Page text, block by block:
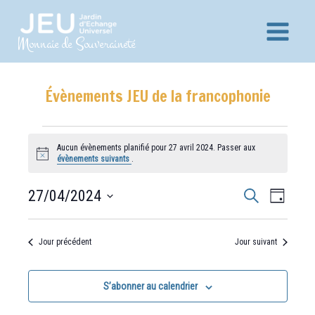
contenuMonnaie de Souveraineté
Main
Évènements JEU de la francophonie
for
27
2024
Notice
Aucun évènements planifié pour 27 avril 2024. Passer aux
évènements suivants .
Recherche
et
navigation
Évènements
Recherche
de
vues
Jour
27/04/2024
date.
Jour précédent Jour suivant
S’abonner au calendrier